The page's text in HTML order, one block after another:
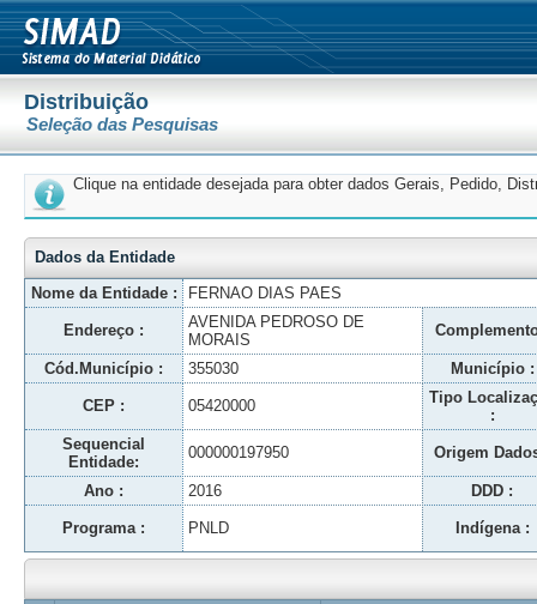
Distribuição
Seleção das Pesquisas
Clique na entidade desejada para obter dados Gerais, Pedido,
Dados da Entidade
Nome da Entidade :
FERNAO DIAS PAES
Endereço :
AVENIDA PEDROSO DE
MORAIS
Cód.Município : 355030 Município :
CEP : 05420000
Tipo
:
Sequencial
Entidade:
000000197950 Origem
Ano : 2016 DDD :
Programa : PNLD Indígena :